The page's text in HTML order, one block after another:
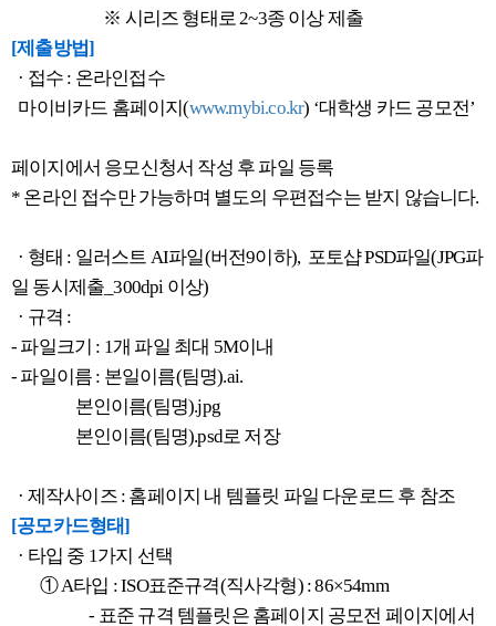
※ 시리즈 형태로 2~3종 이상 제출
[제출방법]
· 접수 : 온라인접수
마이비카드 홈페이지(www.mybi.co.kr) ‘대학생 카드 공모전’
페이지에서 응모신청서 작성 후 파일 등록
* 온라인 접수만 가능하며 별도의 우편접수는 받지 않습니다.
· 형태 : 일러스트 AI파일(버전9이하), 포토샵 PSD파일(JPG파
일 동시제출_300dpi 이상)
· 규격 :
- 파일크기 : 1개 파일 최대 5M이내
- 파일이름 : 본일이름(팀명).ai.
본인이름(팀명).jpg
본인이름(팀명).psd로 저장
· 제작사이즈 : 홈페이지 내 템플릿 파일 다운로드 후 참조
[공모카드형태]
· 타입 중 1가지 선택
① A타입 : ISO표준규격(직사각형) : 86×54mm
- 표준 규격 템플릿은 홈페이지 공모전 페이지에서